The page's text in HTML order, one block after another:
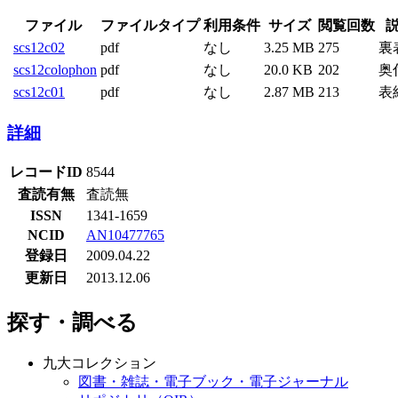
ファイル ファイルタイプ 利用条件 サイズ 閲覧回数
scs12c02
pdf なし 3.25 MB 275
裏
scs12colophon pdf なし 20.0 KB 202
奥
scs12c01
pdf なし 2.87 MB 213 表
詳細
レコードID 8544
査読有無
査読無
ISSN
1341-1659
NCID
AN10477765
登録日
2009.04.22
更新日
2013.12.06
探す・調べる
九大コレクション
図書・雑誌・電子ブック・電子ジャーナル